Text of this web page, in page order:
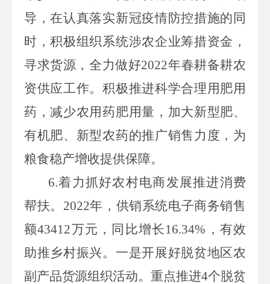
导，在认真落实新冠疫情防控措施的同
时，积极组织系统涉农企业筹措资金，
寻求货源，全力做好2022年春耕备耕农
资供应工作。积极推进科学合理用肥用
药，减少农用药肥用量，加大新型肥、
有机肥、新型农药的推广销售力度，为
粮食稳产增收提供保障。
6.着力抓好农村电商发展推进消费
帮扶。 2022年，供销系统电子商务销售
额43412万元，同比增长 16.34% ，有效
助推乡村振兴。一是开展好脱贫地区农
副产品货源组织活动。重点推进4个脱贫